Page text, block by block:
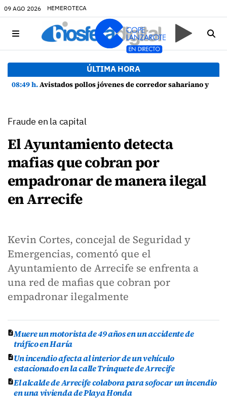
09 AGO 2026 HEMEROTECA
ÚLTIMA HORA
08:49 h.Avistados pollos jóvenes de corredor sahariano y episodios de cortejo de hubara cerca del rally de Lanzarote
Fraude en la capital
El Ayuntamiento detecta
mafias que cobran por
empadronar de manera ilegal
en Arrecife
Kevin Cortes, concejal de Seguridad y
Emergencias, comentó que el
Ayuntamiento de Arrecife se enfrenta a
una red de mafias que cobran por
empadronar ilegalmente
Muere un motorista de 49 años en un accidente de
tráfico en Haría
Un incendio afecta al interior de un vehículo
estacionado en la calle Trinquete de Arrecife
El alcalde de Arrecife colabora para sofocar un incendio
en una vivienda de Playa Honda